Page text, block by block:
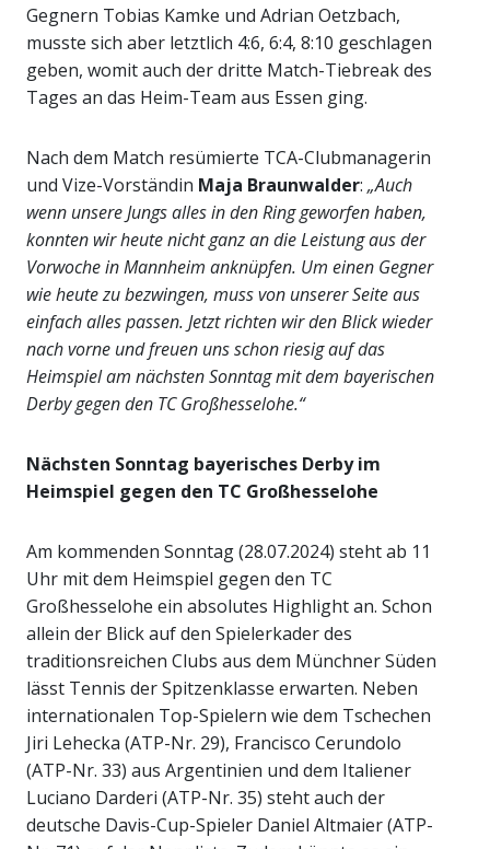
Gegnern Tobias Kamke und Adrian Oetzbach,
musste sich aber letztlich 4:6, 6:4, 8:10 geschlagen
geben, womit auch der dritte Match-Tiebreak des
Tages an das Heim-Team aus Essen ging.
Nach dem Match resümierte TCA-Clubmanagerin
und Vize-Vorständin Maja Braunwalder: „Auch
wenn unsere Jungs alles in den Ring geworfen haben,
konnten wir heute nicht ganz an die Leistung aus der
Vorwoche in Mannheim anknüpfen. Um einen Gegner
wie heute zu bezwingen, muss von unserer Seite aus
einfach alles passen. Jetzt richten wir den Blick wieder
nach vorne und freuen uns schon riesig auf das
Heimspiel am nächsten Sonntag mit dem bayerischen
Derby gegen den TC Großhesselohe.“
Nächsten Sonntag bayerisches Derby im
Heimspiel gegen den TC Großhesselohe
Am kommenden Sonntag (28.07.2024) steht ab 11
Uhr mit dem Heimspiel gegen den TC
Großhesselohe ein absolutes Highlight an. Schon
allein der Blick auf den Spielerkader des
traditionsreichen Clubs aus dem Münchner Süden
lässt Tennis der Spitzenklasse erwarten. Neben
internationalen Top-Spielern wie dem Tschechen
Jiri Lehecka (ATP-Nr. 29), Francisco Cerundolo
(ATP-Nr. 33) aus Argentinien und dem Italiener
Luciano Darderi (ATP-Nr. 35) steht auch der
deutsche Davis-Cup-Spieler Daniel Altmaier (ATP-